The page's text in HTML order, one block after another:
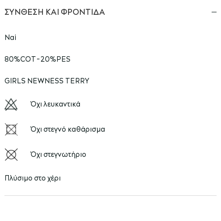
ΣΥΝΘΕΣΗ ΚΑΙ ΦΡΟΝΤΙΔΑ
Ναί
80%COT-20%PES
GIRLS NEWNESS TERRY
Όχι λευκαντικά
Όχι στεγνό καθάρισμα
Όχι στεγνωτήριο
Πλύσιμο στο χέρι